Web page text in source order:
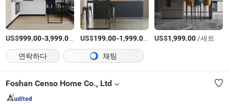
US$999.00-3,999.00 /세트
US$199.00-1,999.00 /세트
US$1,999.00/세트
연락하다
채팅
Foshan Censo Home Co., Ltd